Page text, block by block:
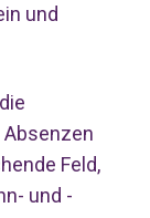
und
Feld,
und -